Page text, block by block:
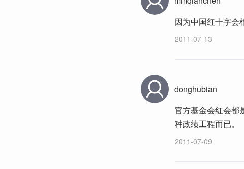
因为中国红十字会
2011-07-13
donghubian
官方基金会红会都
种政绩工程而已。
2011-07-09